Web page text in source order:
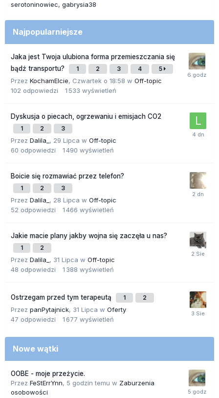
serotoninowiec gabrysia38
Najpopularniejsze
Jaka jest Twoja ulubiona forma przemieszczania się
bądź transportu?
1 2 3 4 5
Przez KochamElcie, Czwartek o 18:58 w Off-topic
102 odpowiedzi 1 533 wyświetleń
Dyskusja o piecach, ogrzewaniu i emisjach CO2
1 2 3
Przez Dalila_ , 29 Lipca w Off-topic
60 odpowiedzi 1 490 wyświetleń
Boicie się rozmawiać przez telefon?
1 2 3
Przez Dalila_ , 28 Lipca w Off-topic
52 odpowiedzi 1 466 wyświetleń
Jakie macie plany jakby wojna się zaczęła u nas?
1 2
Przez Dalila_ , 31 Lipca w Off-topic
48 odpowiedzi 1 388 wyświetleń
Ostrzegam przed tym terapeutą 1 2
Przez panPytajnick, 31 Lipca w Oferty
47 odpowiedzi 1 677 wyświetleń
Nowe wątki
OOBE - moje przeżycie.
Przez FeStErrYnn, 5 godzin temu w Zaburzenia
osobowości